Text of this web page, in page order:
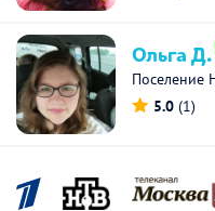
Ольга Д.
Поселение
5.0 (1)